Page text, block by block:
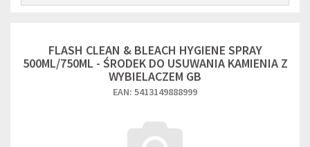
FLASH CLEAN & BLEACH HYGIENE SPRAY
500ML/750ML - ŚRODEK DO USUWANIA KAMIENIA Z
WYBIELACZEM GB
EAN: 5413149888999